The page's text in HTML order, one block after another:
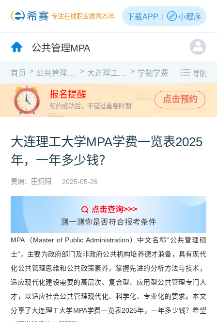
专注在线职业教育25年 下载APP 小程序
公共管理MPA
首页 > 公共管理MPA > 大连理工大学 > 学制学费 导航
报名提醒
预约成功后，不错过重要时期
点击预约
大连理工大学MPA学费一览表2025
年，一年多少钱？
责编：田炯阳 2025-05-26
MPA（Master of Public Administration）中文名称“公共管理硕
士”，主要为政府部门及非政府公共机构培养德才兼备，具有现代
化公共管理思维和公共政策素养，掌握先进的分析方法与技术，
适应现代化建设需要的高层次、复合型、应用型公共管理专门人
才，以适应社会公共管理现代化、科学化、专业化的要求。本文
分享了大连理工大学MPA学费一览表2025年，一年多少钱？希望